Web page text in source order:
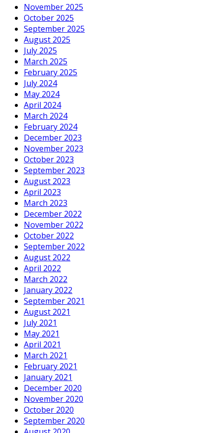
November 2025
October 2025
September 2025
August 2025
July 2025
March 2025
February 2025
July 2024
May 2024
April 2024
March 2024
February 2024
December 2023
November 2023
October 2023
September 2023
August 2023
April 2023
March 2023
December 2022
November 2022
October 2022
September 2022
August 2022
April 2022
March 2022
January 2022
September 2021
August 2021
July 2021
May 2021
April 2021
March 2021
February 2021
January 2021
December 2020
November 2020
October 2020
September 2020